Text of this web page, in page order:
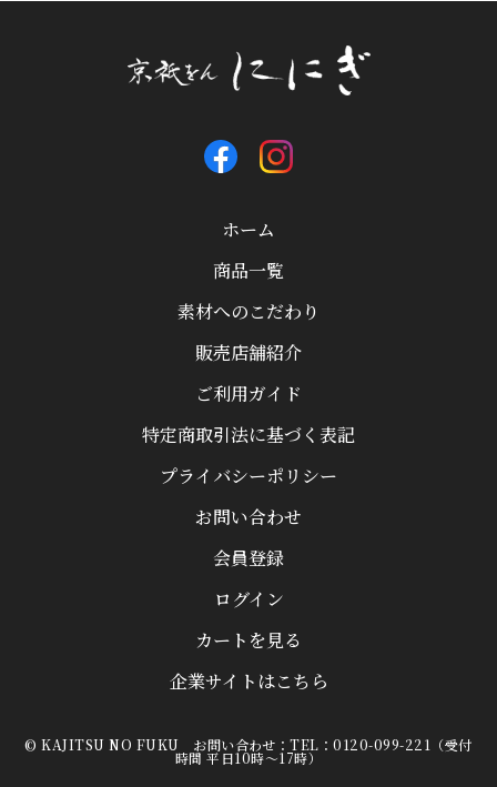
ホーム
商品一覧
素材へのこだわり
販売店舗紹介
ご利用ガイド
特定商取引法に基づく表記
プライバシーポリシー
お問い合わせ
会員登録
ログイン
カートを見る
企業サイトはこちら
© KAJITSU NO FUKU お問い合わせ：TEL：0120-099-221（受付
時間 平日10時～17時）